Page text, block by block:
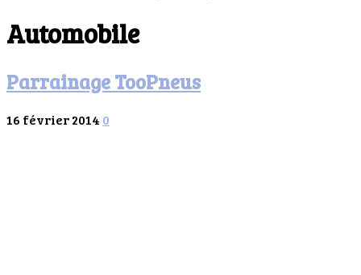
Automobile
Parrainage TooPneus
16 février 2014 0